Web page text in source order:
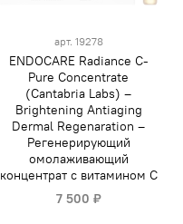
арт. 19278
ENDOCARE Radiance C-
Pure Concentrate
(Cantabria Labs) –
Brightening Antiaging
Dermal Regenaration –
Регенерирующий
омолаживающий
концентрат с витамином С
7 500 ₽